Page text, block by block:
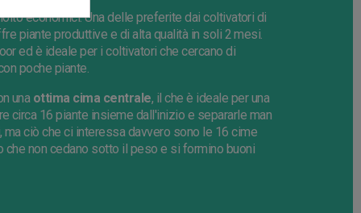
economici. Una delle preferite dai coltivatori di
piante produttive e di alta qualità in soli 2 mesi.
ed è ideale per i coltivatori che cercano di
poche piante.
una ottima cima centrale, il che è ideale per una
circa 16 piante insieme dall'inizio e separarle man
ciò che ci interessa davvero sono le 16 cime
che non cedano sotto il peso e si formino buoni